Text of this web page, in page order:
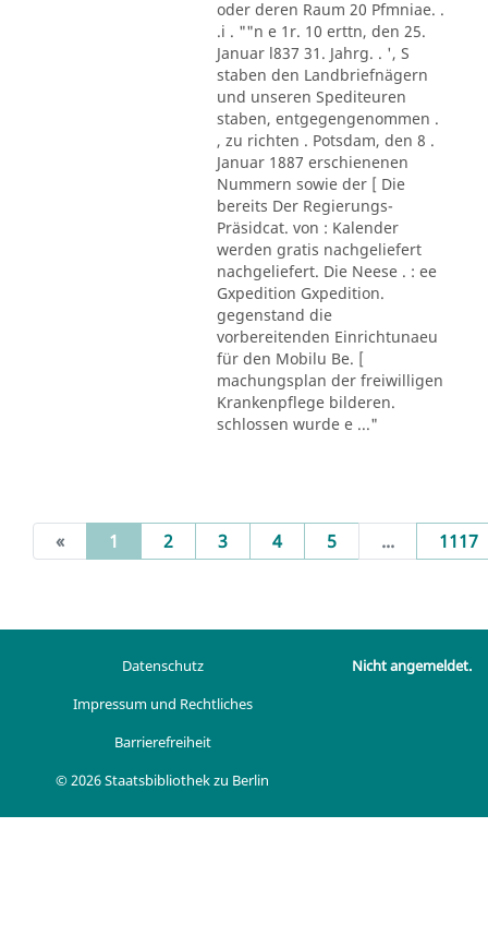
oder deren Raum 20 Pfmniae. .
.i . ""n e 1r. 10 erttn, den 25.
Januar l837 31. Jahrg. . ', S
staben den Landbriefnägern
und unseren Spediteuren
staben, entgegengenommen .
, zu richten . Potsdam, den 8 .
Januar 1887 erschienenen
Nummern sowie der [ Die
bereits Der Regierungs-
Präsidcat. von : Kalender
werden gratis nachgeliefert
nachgeliefert. Die Neese . : ee
Gxpedition Gxpedition.
gegenstand die
vorbereitenden Einrichtunaeu
für den Mobilu Be. [
machungsplan der freiwilligen
Krankenpflege bilderen.
schlossen wurde e ..."
« 1 (current)
2 3 4 5 ... 1117
Datenschutz
Impressum und Rechtliches
Barrierefreiheit
© 2026 Staatsbibliothek zu Berlin
Nicht angemeldet.